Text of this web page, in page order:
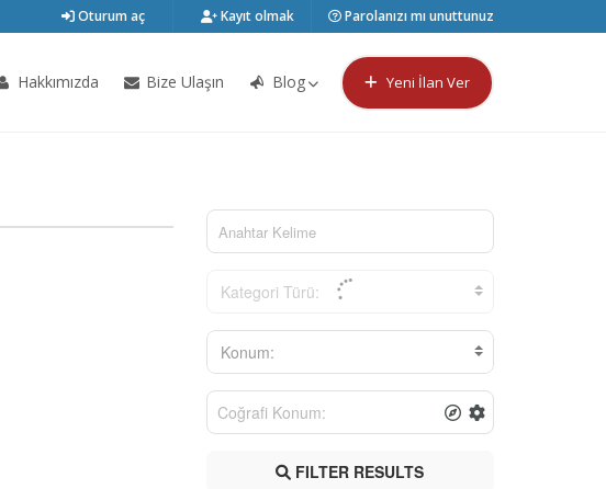
Oturum aç Kayıt olmak Parolanızı mı unuttunuz
Hakkımızda Bize Ulaşın Blog Yeni İlan Ver
Kategori Türü:
Konum:
FILTER RESULTS